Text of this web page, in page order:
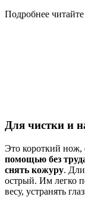
Подробнее читайте
Для чистки и
Это короткий нож,
помощью без
снять кожуру.
острый. Им легко
весу, устранять